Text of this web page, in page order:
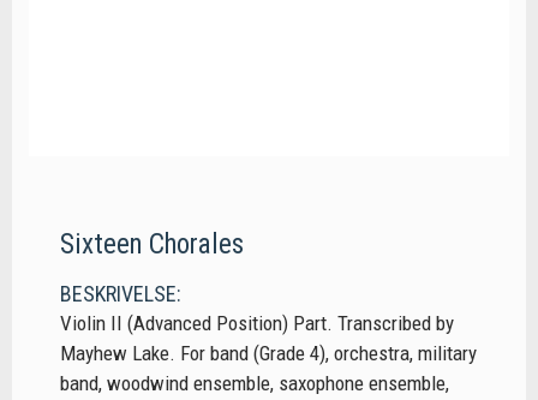
Sixteen Chorales
BESKRIVELSE:
Violin II (Advanced Position) Part. Transcribed by
Mayhew Lake. For band (Grade 4), orchestra, military
band, woodwind ensemble, saxophone ensemble,